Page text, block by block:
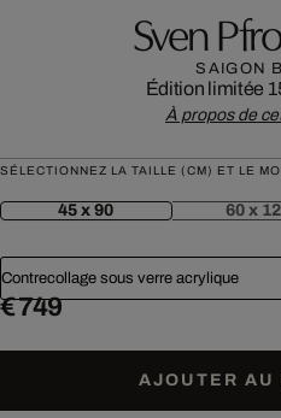
Sven
SAIGON
Édition limitée
À propos de
SÉLECTIONNEZ LA TAILLE (CM) ET LE
45 x 90 60 x
Contrecollage sous verre acrylique
€ 749
AJOUTER AU